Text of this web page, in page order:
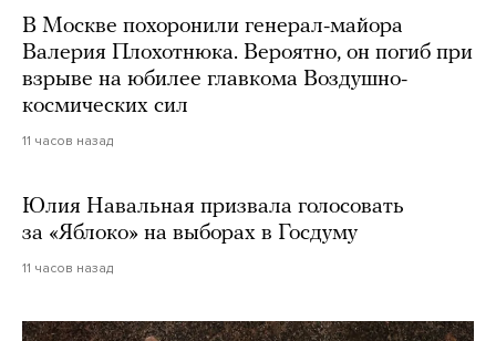
В Москве похоронили генерал-майора
Валерия Плохотнюка. Вероятно, он погиб при
взрыве на юбилее главкома Воздушно-
космических сил
11 часов назад
Юлия Навальная призвала голосовать
за «Яблоко» на выборах в Госдуму
11 часов назад